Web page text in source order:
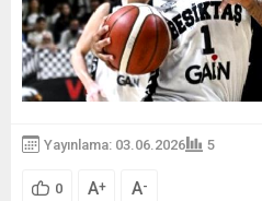
Yayınlama: 03.06.2026 5
0 A+ A-